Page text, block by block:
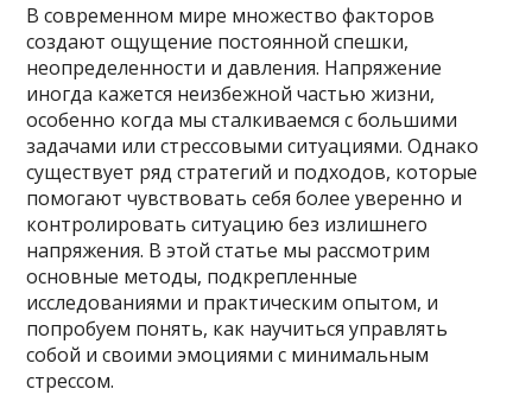
В современном мире множество факторов
создают ощущение постоянной спешки,
неопределенности и давления. Напряжение
иногда кажется неизбежной частью жизни,
особенно когда мы сталкиваемся с большими
задачами или стрессовыми ситуациями. Однако
существует ряд стратегий и подходов, которые
помогают чувствовать себя более уверенно и
контролировать ситуацию без излишнего
напряжения. В этой статье мы рассмотрим
основные методы, подкрепленные
исследованиями и практическим опытом, и
попробуем понять, как научиться управлять
собой и своими эмоциями с минимальным
стрессом.